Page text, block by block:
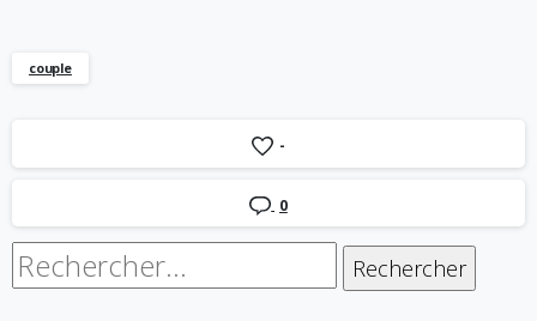
couple
-
0
Rechercher :